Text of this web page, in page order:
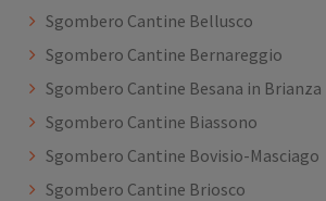
Sgombero Cantine Bellusco
Sgombero Cantine Bernareggio
Sgombero Cantine Besana in Brianza
Sgombero Cantine Biassono
Sgombero Cantine Bovisio-Masciago
Sgombero Cantine Briosco